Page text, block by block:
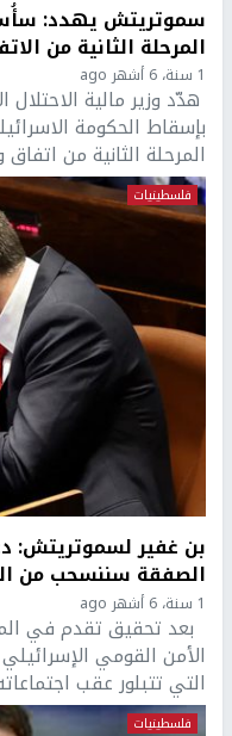
سموتريتش يهدد:
المرحلة الثانية من
1 سنة، 6 أشهر ago
هدّد وزير مالية
بإسقاط الحكومة
المرحلة الثانية من
فلسطينيات
بن غفير لسموتريتش:
الصفقة سننسحب من
1 سنة، 6 أشهر ago
بعد تحقيق تقدم في
الأمن القومي
التي تتبلور عقب
فلسطينيات